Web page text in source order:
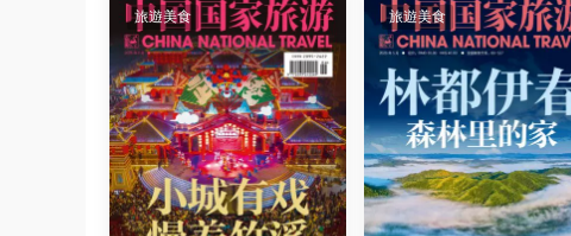
旅遊美食 旅遊美食